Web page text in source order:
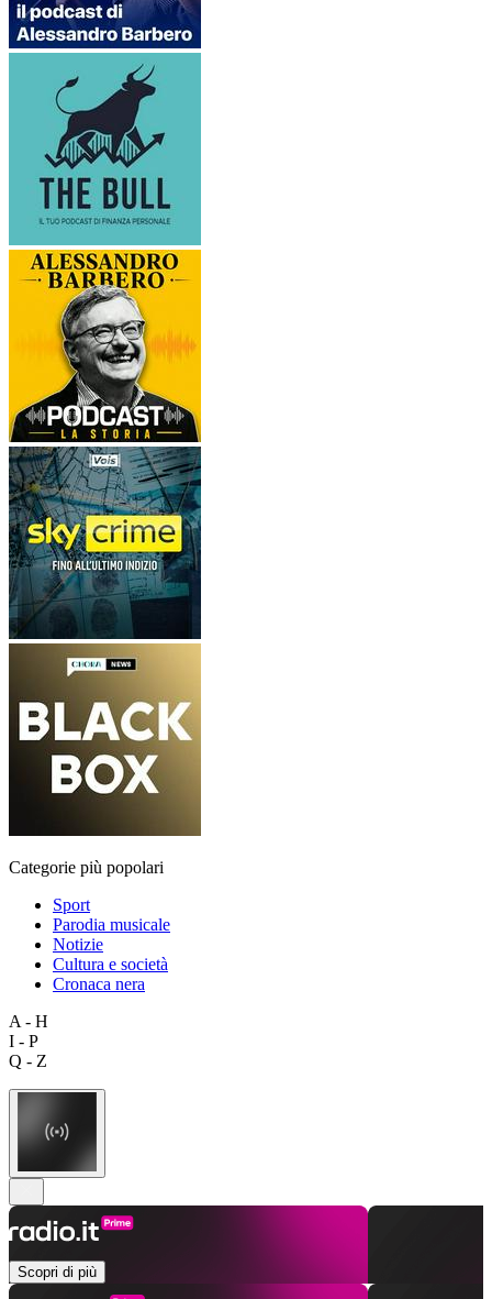
Categorie più popolari
Sport
Parodia musicale
Notizie
Cultura e società
Cronaca nera
A - H
I - P
Q - Z
Scopri di più